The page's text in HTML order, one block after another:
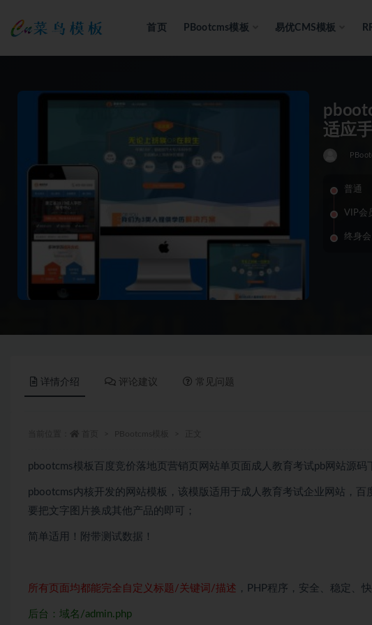
首页 PBootcms模板 易优CMS模板
适应
普通
VIP会
终身会
详情介绍 评论建议 常见问题
pbootcms模板百度竞价落地页营销页网站单页面成人教育考试pb网站源码
pbootcms内核开发的网站模板，该模版适用于成人教育考试企业网站，
要把文字图片换成其他产品的即可；
简单适用！附带测试数据！
所有页面均都能完全自定义标题/关键词/描述 ，PHP程序，安全、稳定、
后台：域名/admin.php